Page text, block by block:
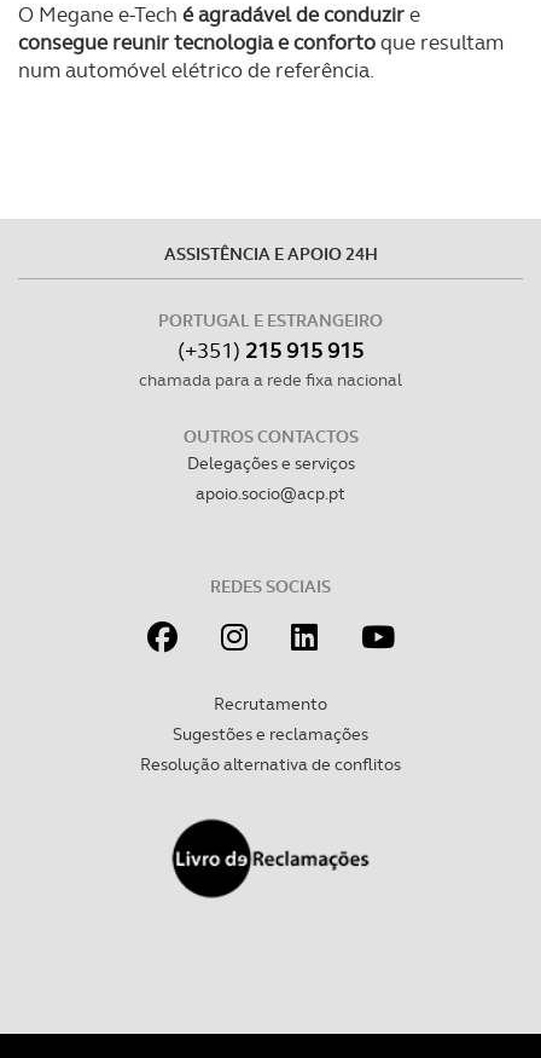
O Megane e-Tech é agradável de conduzire
consegue reunir tecnologia e confortoque resultam
num automóvel elétrico de referência.
ASSISTÊNCIA E APOIO 24H
PORTUGAL E ESTRANGEIRO
(+351) 215 915 915
chamada para a rede fixa nacional
OUTROS CONTACTOS
Delegações e serviços
apoio.socio@acp.pt
REDES SOCIAIS
Recrutamento
Sugestões e reclamações
Resolução alternativa de conflitos